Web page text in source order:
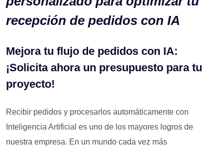
recepción de pedidos con IA
Mejora tu flujo de pedidos con IA:
¡Solicita ahora un presupuesto para tu
proyecto!
Recibir pedidos y procesarlos automáticamente con
Inteligencia Artificial es uno de los mayores logros de
nuestra empresa. En un mundo cada vez más